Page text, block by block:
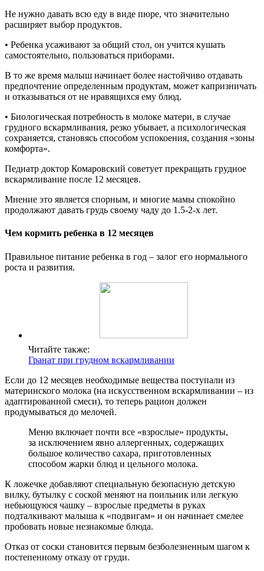
Не нужно давать всю еду в виде пюре, что значительно
расширяет выбор продуктов.
• Ребенка усаживают за общий стол, он учится кушать
самостоятельно, пользоваться приборами.
В то же время малыш начинает более настойчиво отдавать
предпочтение определенным продуктам, может капризничать
и отказываться от не нравящихся ему блюд.
• Биологическая потребность в молоке матери, в случае
грудного вскармливания, резко убывает, а психологическая
сохраняется, становясь способом успокоения, создания «зоны
комфорта».
Педиатр доктор Комаровский советует прекращать грудное
вскармливание после 12 месяцев.
Мнение это является спорным, и многие мамы спокойно
продолжают давать грудь своему чаду до 1.5-2-х лет.
Чем кормить ребенка в 12 месяцев
Правильное питание ребенка в год – залог его нормального
роста и развития.
Читайте также:
Гранат при грудном вскармливании
Если до 12 месяцев необходимые вещества поступали из
материнского молока (на искусственном вскармливании – из
адаптированной смеси), то теперь рацион должен
продумываться до мелочей.
Меню включает почти все «взрослые» продукты,
за исключением явно аллергенных, содержащих
большое количество сахара, приготовленных
способом жарки блюд и цельного молока.
К ложечке добавляют специальную безопасную детскую
вилку, бутылку с соской меняют на поильник или легкую
небьющуюся чашку – взрослые предметы в руках
подталкивают малыша к «подвигам» и он начинает смелее
пробовать новые незнакомые блюда.
Отказ от соски становится первым безболезненным шагом к
постепенному отказу от груди.